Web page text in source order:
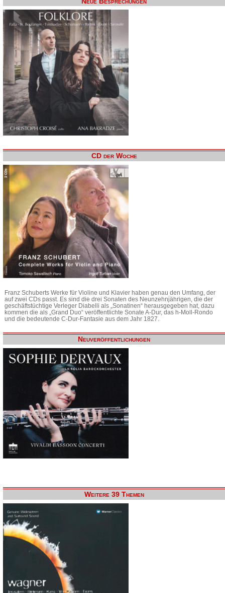
CD der Woche
Franz Schuberts Werke für Violine und Klavier haben genau den Umfang, der
auf zwei CDs passt. Es sind die drei Sonaten des Neunzehnjährigen, die der
geschäftstüchtige Verleger Diabelli als „Sonatinen“ herausgegeben hat, dazu
kommen die als „Grand Duo“ veröffentlichte Sonate A-Dur, das h-Moll-Rondo
und die bedeutende C-Dur-Fantasie aus dem Jahr 1827.
Neuveröffentlichungen
Weitere 39 Themen